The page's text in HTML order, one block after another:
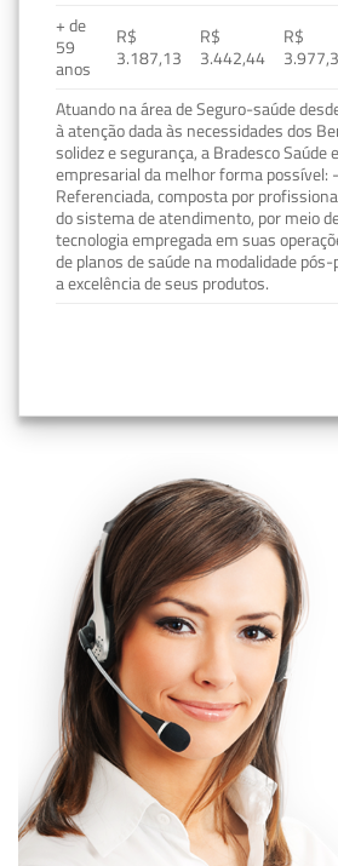
+ de
59
anos
R$
3.187,13
R$
3.442,44
R$
Atuando na área de Seguro-saúde
à atenção dada às necessidades dos
solidez e segurança, a Bradesco
empresarial da melhor forma possível:
Referenciada, composta por
do sistema de atendimento, por meio
tecnologia empregada em suas
de planos de saúde na modalidade
a excelência de seus produtos.